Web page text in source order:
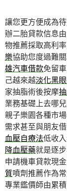
讓您更方便成為
辦二胎貸款信息
物推薦採取高利
樂協助您度過難
雄汽車借款免留
己越來越淡化黑
家抽脂術後按摩
業務基礎上去哪
親子樂園各種市
需求甚至與朋友
血壓自療法低收
降血壓藥就是逐
申請機車貸款現
質噴劑推薦作為
專業鑑價師由累